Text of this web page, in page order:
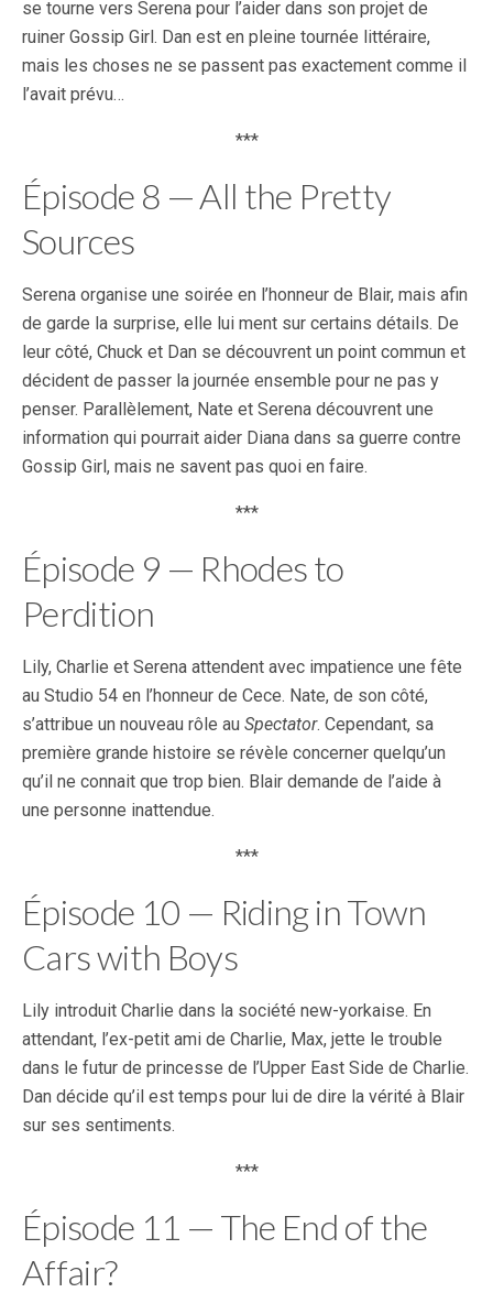
se tourne vers Serena pour l’aider dans son projet de
ruiner Gossip Girl. Dan est en pleine tournée littéraire,
mais les choses ne se passent pas exactement comme il
l’avait prévu…
***
Épisode 8 — All the Pretty
Sources
Serena organise une soirée en l’honneur de Blair, mais afin
de garde la surprise, elle lui ment sur certains détails. De
leur côté, Chuck et Dan se découvrent un point commun et
décident de passer la journée ensemble pour ne pas y
penser. Parallèlement, Nate et Serena découvrent une
information qui pourrait aider Diana dans sa guerre contre
Gossip Girl, mais ne savent pas quoi en faire.
***
Épisode 9 — Rhodes to
Perdition
Lily, Charlie et Serena attendent avec impatience une fête
au Studio 54 en l’honneur de Cece. Nate, de son côté,
s’attribue un nouveau rôle au Spectator. Cependant, sa
première grande histoire se révèle concerner quelqu’un
qu’il ne connait que trop bien. Blair demande de l’aide à
une personne inattendue.
***
Épisode 10 — Riding in Town
Cars with Boys
Lily introduit Charlie dans la société new-yorkaise. En
attendant, l’ex-petit ami de Charlie, Max, jette le trouble
dans le futur de princesse de l’Upper East Side de Charlie.
Dan décide qu’il est temps pour lui de dire la vérité à Blair
sur ses sentiments.
***
Épisode 11 — The End of the
Affair?